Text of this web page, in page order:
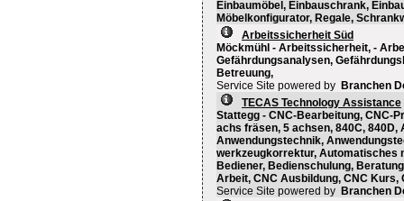
Einbaumöbel, Einbauschrank,
Möbelkonfigurator, Regale,
Arbeitssicherheit Süd
Möckmühl - Arbeitssicherheit, -
Gefährdungsanalysen,
Betreuung,
Service Site powered by Branchen
TECAS Technology Assistance
Stattegg - CNC-Bearbeitung, CNC-
achs fräsen, 5 achsen, 840C,
Anwendungstechnik,
werkzeugkorrektur, Automatisches
Bediener, Bedienschulung,
Arbeit, CNC Ausbildung, CNC Kurs,
Service Site powered by Branchen